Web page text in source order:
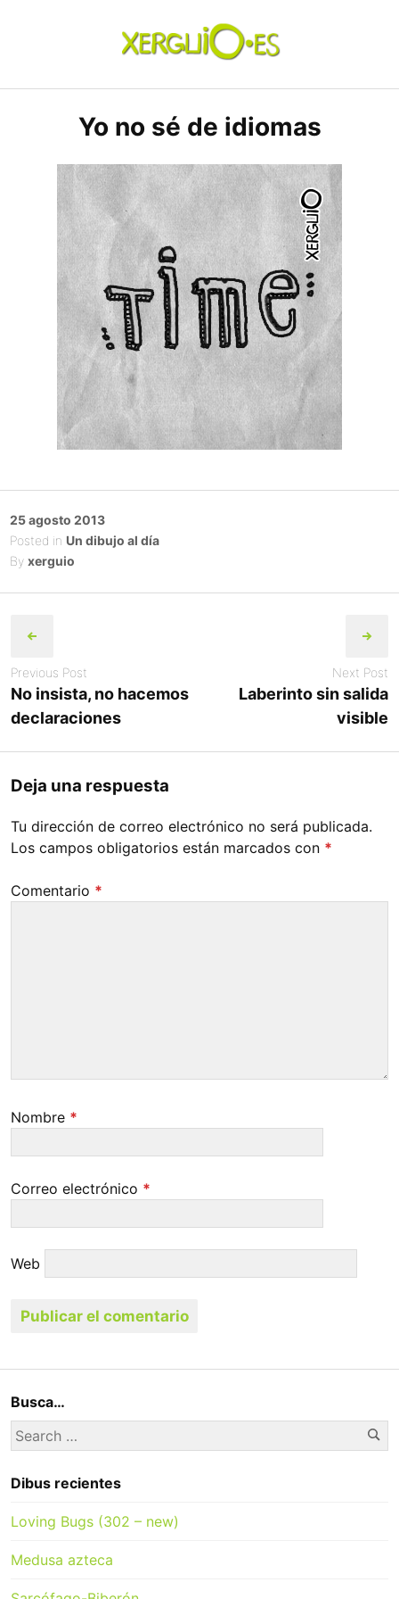
xerguio.ES | ilustración
Yo no sé de idiomas
Posted
on
25 agosto 2013
Posted in Un dibujo al día
By xerguio
navigation
Previous Post
No insista, no hacemos
declaraciones
Next Post
Laberinto sin salida
visible
Deja una respuesta
Tu dirección de correo electrónico no será publicada.
Los campos obligatorios están marcados con *
Comentario *
Nombre *
Correo electrónico *
Web
Busca…
Search
for:
Dibus recientes
Loving Bugs (302 – new)
Medusa azteca